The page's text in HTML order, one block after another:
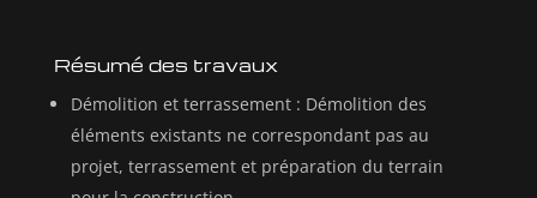
Résumé des travaux
Démolition et terrassement : Démolition des
éléments existants ne correspondant pas au
projet, terrassement et préparation du terrain